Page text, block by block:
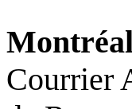
Courrier